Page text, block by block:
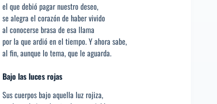
el que debió pagar nuestro deseo,
se alegra el corazón de haber vivido
al conocerse brasa de esa llama
por la que ardió en el tiempo. Y ahora sabe,
al fin, aunque lo tema, que le aguarda.
Bajo las luces rojas
Sus cuerpos bajo aquella luz rojiza,